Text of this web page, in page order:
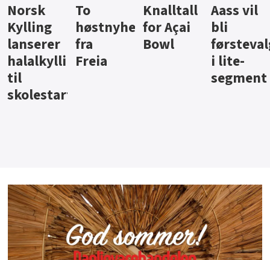
Knalltall
for Açai
Bowl
Aass vil
bli
førstevalg
i lite-
Brus og
jus fra
Berentsen
Hard
iste fra
Hansa